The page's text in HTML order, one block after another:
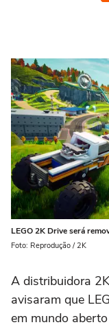
LEGO 2K Drive será
Foto: Reprodução / 2K
A distribuidora
avisaram que
em mundo